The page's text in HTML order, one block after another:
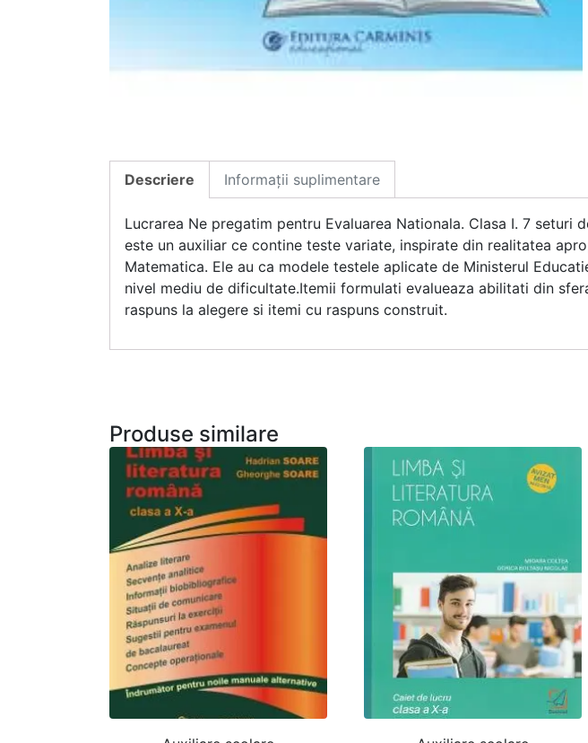
Descriere Informații suplimentare
Lucrarea Ne pregatim pentru Evaluarea Nationala. Clasa I. 7
este un auxiliar ce contine teste variate, inspirate din realitatea
Matematica. Ele au ca modele testele aplicate de Ministerul
nivel mediu de dificultate.Itemii formulati evalueaza abilitati din
raspuns la alegere si itemi cu raspuns construit.
Produse similare